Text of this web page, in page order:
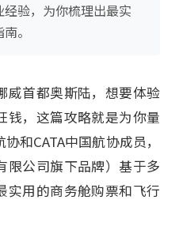
验，为你梳理出最实
。
威首都奥斯陆，想要体验
钱，这篇攻略就是为你量
和CATA中国航协成员，
限公司旗下品牌）基于多
实用的商务舱购票和飞行